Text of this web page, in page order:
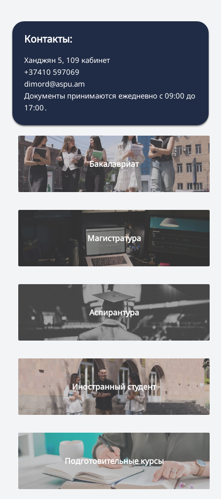
Контакты:
Ханджян 5, 109 кабинет
+37410 597069
dimord@aspu.am
Документы принимаются ежедневно с 09:00 до
17:00․
Бакалавриат
Магистратура
Аспирантура
Иностранный студент
Подготовительные курсы